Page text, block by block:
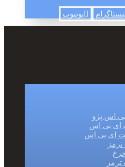
یوتیوب
اس پژو
ای بی اس
ای بی اس